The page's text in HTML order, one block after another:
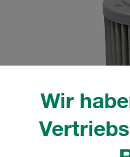
Wir